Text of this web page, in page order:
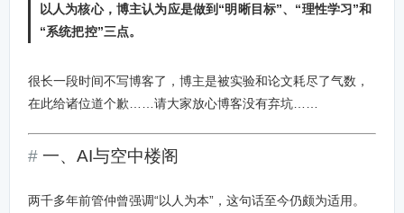
以人为核心，博主认为应是做到“明晰目标”、“理性学习”和
“系统把控”三点。
很长一段时间不写博客了，博主是被实验和论文耗尽了气数，
在此给诸位道个歉……请大家放心博客没有弃坑……
一、AI与空中楼阁
两千多年前管仲曾强调“以人为本”，这句话至今仍颇为适用。